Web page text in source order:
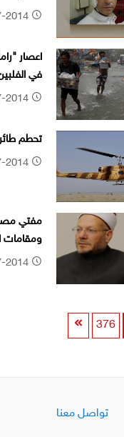
اعصار
في
تحطم
مفتي
ومقامات
376
تواصل معنا